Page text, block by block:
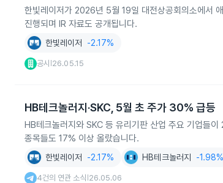
한빛레이저가 2026년 5월 19일 대전상공회의소에서
진행되며 IR 자료도 공개됩니다.
한빛레이저 -2.17%
공시 26.05.15
HB테크놀러지·SKC, 5월 초 주가 30% 급등
HB테크놀러지와 SKC 등 유리기판 산업 주요 기업들
종목들도 17% 이상 올랐습니다.
한빛레이저 -2.17% HB테크놀러지 -1.98%
4건의 연관 소식 26.05.06